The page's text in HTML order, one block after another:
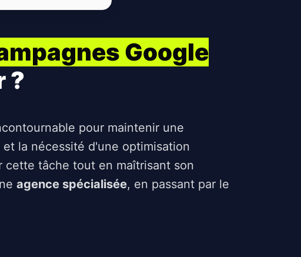
Google
?
pour maintenir une
la nécessité d'une optimisation
tâche tout en maîtrisant son
agence spécialisée, en passant par le